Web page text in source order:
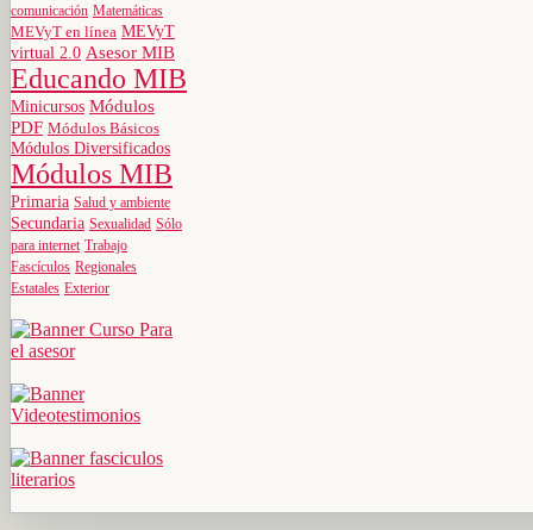
comunicación Matemáticas
MEVyT en línea MEVyT
virtual 2.0 Asesor MIB
Educando MIB
Minicursos Módulos
PDF Módulos Básicos
Módulos Diversificados
Módulos MIB
Primaria Salud y ambiente
Secundaria Sexualidad Sólo
para internet Trabajo
Fascículos Regionales
Estatales Exterior